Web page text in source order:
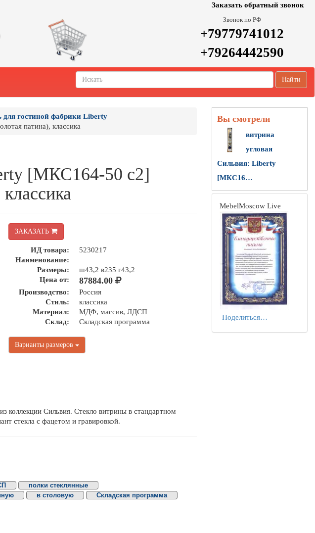
Заказать обратный звонок
Звонок по РФ
+79779741012
+79264442590
Найти
для гостиной фабрики Liberty
патина), классика
[МКС164-50 с2]
ЗАКАЗАТЬ
ИД товара:
5230217
Наименование:
Размеры:
ш43,2 в235 г43,2
Цена от:
87884.00
Производство:
Россия
Стиль:
классика
Материал:
МДФ, массив, ЛДСП
Склад:
Складская программа
Варианты размеров
коллекции Сильвия. Стекло витрины в стандартном
стекла с фацетом и гравировкой.
полки стеклянные
в столовую
Складская программа
Вы смотрели
витрина
угловая
Сильвия: Liberty
[МКС16…
MebelMoscow Live
Поделиться…